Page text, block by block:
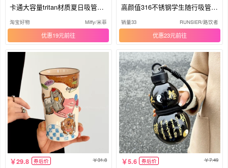
卡通大容量tritan材质夏日吸管水
杯
淘宝好物 Miffy/米菲
优惠19元
高颜值316不锈钢学生随行吸管水
杯
销量33 RUNSIER/路饮者
优惠23元
29.8 券后价 31.8 5.6 券后价 7.49